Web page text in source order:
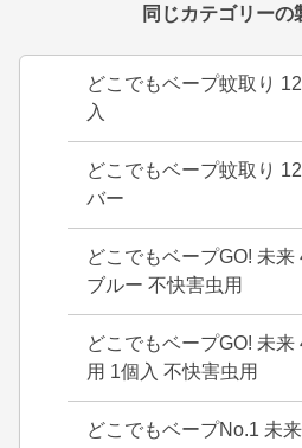
同じカテゴリーの
どこでもベープ蚊取り
入
どこでもベープ蚊取り
バー
どこでもベープGO! 未来
ブルー 不快害虫用
どこでもベープGO! 未来
用 1個入 不快害虫用
どこでもベープNo.1 未